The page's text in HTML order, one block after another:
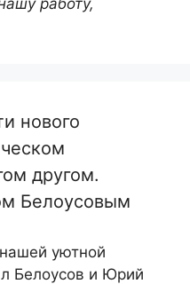
нового
другом.
Белоусовым
уютной
Белоусов и Юрий